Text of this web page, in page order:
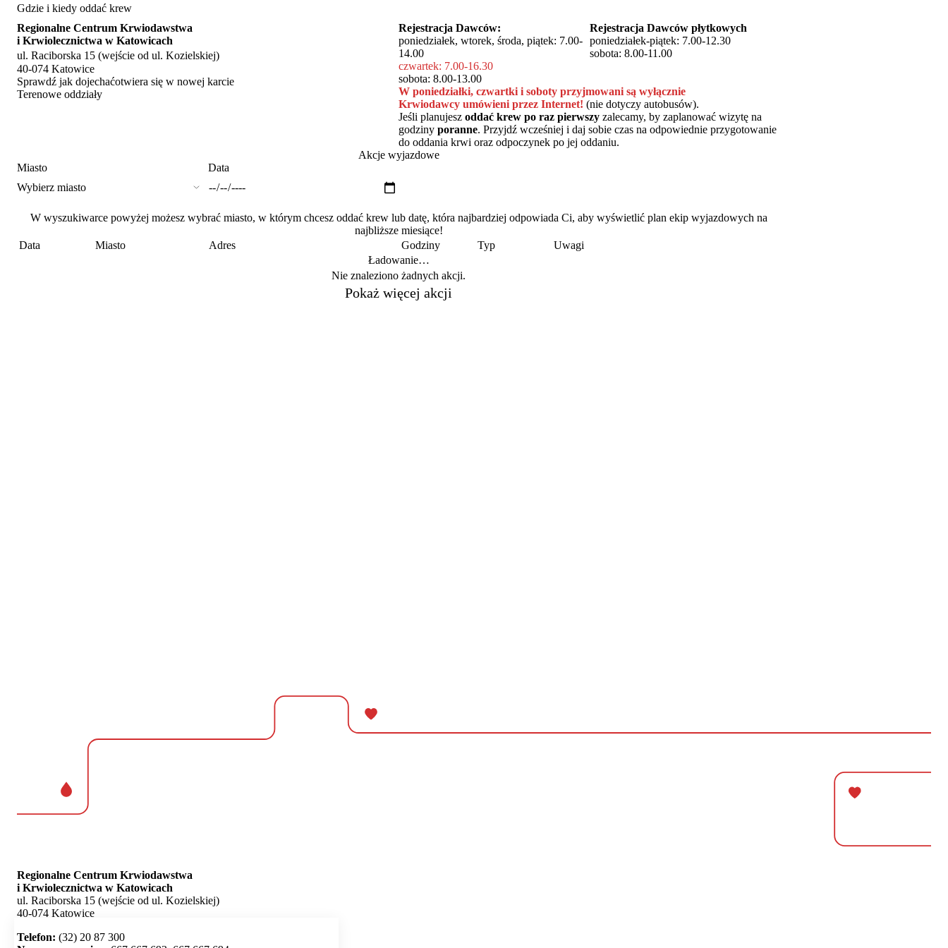
Gdzie i kiedy oddać krew
Regionalne Centrum Krwiodawstwa
i Krwiolecznictwa w Katowicach
ul. Raciborska 15 (wejście od ul. Kozielskiej)
40-074 Katowice
Sprawdź jak dojechaćotwiera się w nowej karcie
Terenowe oddziały
Rejestracja Dawców:
poniedziałek, wtorek, środa, piątek: 7.00-
14.00
czwartek: 7.00-16.30
sobota: 8.00-13.00
Rejestracja Dawców płytkowych
poniedziałek-piątek: 7.00-12.30
sobota: 8.00-11.00
W poniedziałki, czwartki i soboty przyjmowani są wyłącznie
Krwiodawcy umówieni przez Internet! (nie dotyczy autobusów).
Jeśli planujesz oddać krew po raz pierwszy zalecamy, by zaplanować wizytę na
godziny poranne. Przyjdź wcześniej i daj sobie czas na odpowiednie przygotowanie
do oddania krwi oraz odpoczynek po jej oddaniu.
Akcje wyjazdowe
Miasto
Data
W wyszukiwarce powyżej możesz wybrać miasto, w którym chcesz oddać krew lub datę, która najbardziej odpowiada Ci, aby wyświetlić plan ekip wyjazdowych na
najbliższe miesiące!
Data
Miasto Adres Godziny Typ
Uwagi
Ładowanie…
Nie znaleziono żadnych akcji.
Pokaż więcej akcji
Regionalne Centrum Krwiodawstwa
i Krwiolecznictwa w Katowicach
ul. Raciborska 15 (wejście od ul. Kozielskiej)
40-074 Katowice
Telefon: (32) 20 87 300